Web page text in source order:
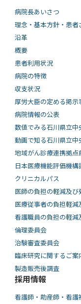
病院長あいさつ
理念・基本方針・患
沿革
概要
患者利用状況
病院の特徴
収支状況
厚労大臣の定める掲示
病院情報の公表
数値でみる石川県立中
動画で知る⽯川県⽴中
地域がん診療連携拠点
日本医療機能評価機構
クリニカルパス
医師の負担の軽減及
医療従事者の負担軽
看護職員の負担の軽
倫理委員会
治験審査委員会
臨床研究に関するご案
製造販売後調査
採用情報
看護師・助産師・看護